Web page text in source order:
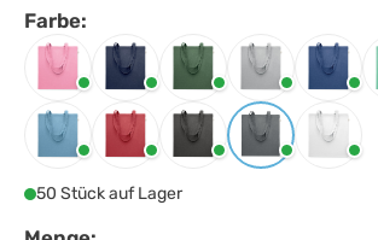
Farbe:
Farbe auswählen
BabyrosaBlau Dunkelgrün
Grau
Petrol Rot SchwarzSteingrauWeiss
50 Stück auf Lager